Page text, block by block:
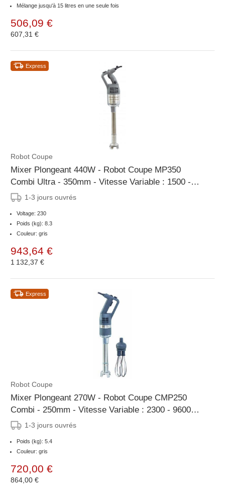
Mélange jusqu'à 15 litres en une seule fois
506,09 €
607,31 €
Express
Robot Coupe
Mixer Plongeant 440W - Robot Coupe MP350
Combi Ultra - 350mm - Vitesse Variable : 1500 -
9000 tr/mn
1-3 jours ouvrés
Voltage: 230
Poids (kg): 8.3
Couleur: gris
943,64 €
1 132,37 €
Express
Robot Coupe
Mixer Plongeant 270W - Robot Coupe CMP250
Combi - 250mm - Vitesse Variable : 2300 - 9600
tr/mn1-3 jours ouvrés
Poids (kg): 5.4
Couleur: gris
720,00 €
864,00 €